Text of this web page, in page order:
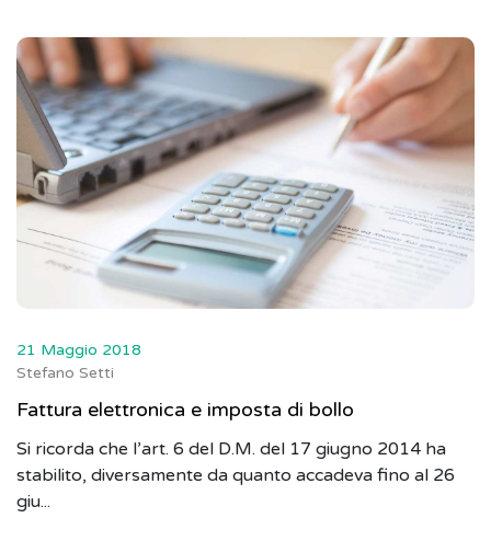
21 Maggio 2018
Stefano Setti
Fattura elettronica e imposta di bollo
Si ricorda che l’art. 6 del D.M. del 17 giugno 2014 ha
stabilito, diversamente da quanto accadeva fino al 26
giu...